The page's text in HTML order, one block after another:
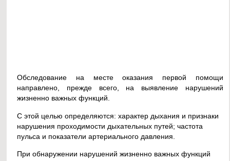
Обследование на месте оказания первой помощи
направлено, прежде всего, на выявление нарушений
жизненно важных функций.
С этой целью определяются: характер дыхания и признаки
нарушения проходимости дыхательных путей; частота
пульса и показатели артериального давления.
При обнаружении нарушений жизненно важных функций